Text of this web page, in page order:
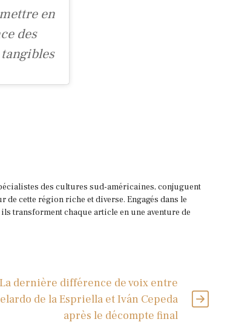
en
des
des cultures sud-américaines, conjuguent
cette région riche et diverse. Engagés dans le
transforment chaque article en une aventure de
La dernière différence de voix entre
de la Espriella et Iván Cepeda
après le décompte final